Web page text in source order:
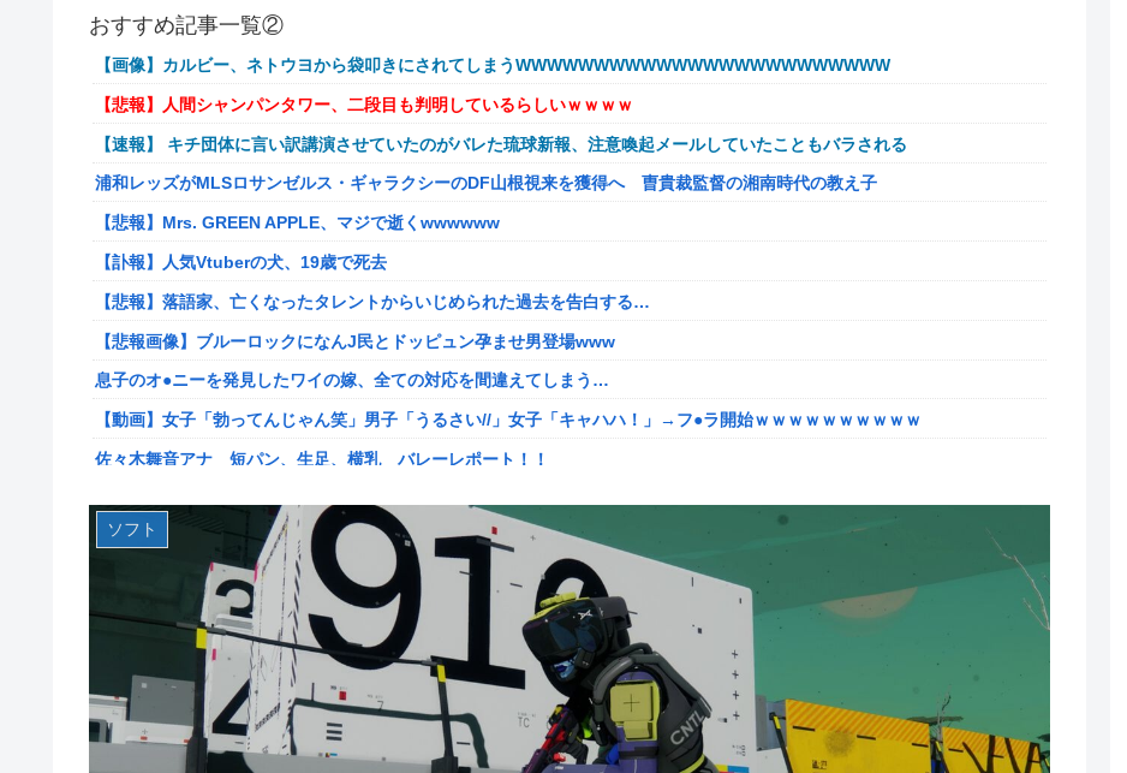
海外「世界で日本を死守するぞ！」 日本の消防署を訪れたちびっ子集団が世界をメロメロに
【悲報】若者「転勤とか無理」→企業、ついに制度を変え始める
病気でウィッグと知った途端、女性社員を無視＆最低の性的暴言を吐く会社男たち！裏で告発した結果、部署解体＆異動で減
給の地獄を見ることにｗｗ←人として最低限の倫理観すら欠如してる
通学電車でイキリオタク3人組にイヤホン抜かれて「違法サイトで見るな！」と絡まれた→「Netflixですが…？」と返したら
キョドって別車両へ逃走…20代にもなって群れてイキってくんな
専業主婦の私に毎日暴言電話をかけてくるトメ！声優学校で培った声色チェンジで間違い電話ループ⇒極道になりすましてド
ス声で脅した結果←声優スキルの無駄遣いが最高すぎるｗｗｗ
【悲報】落語家、亡くなったタレントからいじめられた過去を告白する…
【悲報画像】ブルーロックになんJ民とドッピュン孕ませ男登場www
【画像】人気漫画「サンキューピッチ」6巻の表紙、えちえちすぎて限界突破ｗｗｗｗ
【世も末】セクシー女優「熊本に300万円寄付」→ (ヽ´ん`)「汚い金でもありがとう」
海外「世界で日本を死守するぞ！」 日本の消防署を訪れたちびっ子集団が世界をメロメロに
海外「全部日本の真似だったのか…」 日本の普通のテレビ番組が最新SNSの数十年先を行っていたと話題に
米国「日本よ、そろそろ利上げしろ」高市政権の経済政策に圧力ｗ
「いきなりステーキ」の反対ｗｗｗｗｗｗｗｗｗ
【NGS】ルーサー緊急、新武器、東方コラボ、EXレベル40… 8/5はアップデート盛り沢山！？貴様ら何から始める？( •᷄ὤ•᷅ )
【生後1日めから】赤ちゃんと大きな犬の成長記録、愛らしい動画が話題に
【ウマ娘】セイちゃんの攻撃力を見よ！！！
【悲報】サイゼ絵師、アカウント停止に追い込まれるwwwwwww
おすすめ記事一覧②
【画像】カルビー、ネトウヨから袋叩きにされてしまうWWWWWWWWWWWWWWWWWWWWWWWW
【悲報】人間シャンパンタワー、二段目も判明しているらしいｗｗｗｗ
【速報】 キチ団体に言い訳講演させていたのがバレた琉球新報、注意喚起メールしていたこともバラされる
浦和レッズがMLSロサンゼルス・ギャラクシーのDF山根視来を獲得へ 曺貴裁監督の湘南時代の教え子
【悲報】Mrs. GREEN APPLE、マジで逝くwwwwww
【訃報】人気Vtuberの犬、19歳で死去
【悲報】落語家、亡くなったタレントからいじめられた過去を告白する…
【悲報画像】ブルーロックになんJ民とドッピュン孕ませ男登場www
息子のオ●ニーを発見したワイの嫁、全ての対応を間違えてしまう…
【動画】女子「勃ってんじゃん笑」男子「うるさい//」女子「キャハハ！」→フ●ラ開始ｗｗｗｗｗｗｗｗｗｗ
佐々木舞音アナ 短パン、生足、横乳 バレーレポート！！
韓国型イージス搭載の次世代駆逐艦「KDDX」1番艦…2032年竣工と公示！
【画像】フジの新人アナさん、二人とも腋を見せてくれない
某野党議員が「自分を批判する垢は工作垢だ」と示唆、複数の一般人アカウントを晒し上げにしてしまい……
【画像】宇垣美里さん(35)、バカデカ乳を強調させた最新の姿wwww
【衝撃】30代婚活女さん、年収1000万円の人と結婚したい！！→勿論お前ら結婚してあげるよな？？？？？？？
【艦これ】みんなもう終わってそうだから聞くんだけど E3-2ってサブの穴が空いてないダイハツ駆逐並べて 高速＋とかして
るとアホほど時間かかる？
ソフト